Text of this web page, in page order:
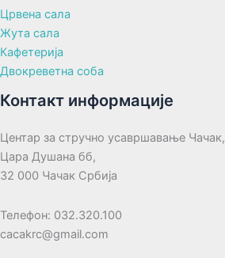
Црвена сала
Жута сала
Кафетерија
Двокреветна соба
Контакт информације
Центар за стручно усавршавање Чачак,
Цара Душана бб,
32 000 Чачак Србија
Телефон: 032.320.100
cacakrc@gmail.com